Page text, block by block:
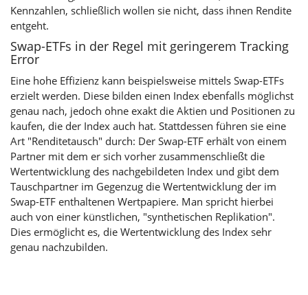
Kennzahlen, schließlich wollen sie nicht, dass ihnen Rendite
entgeht.
Swap-ETFs in der Regel mit geringerem Tracking
Error
Eine hohe Effizienz kann beispielsweise mittels Swap-ETFs
erzielt werden. Diese bilden einen Index ebenfalls möglichst
genau nach, jedoch ohne exakt die Aktien und Positionen zu
kaufen, die der Index auch hat. Stattdessen führen sie eine
Art "Renditetausch" durch: Der Swap-ETF erhält von einem
Partner mit dem er sich vorher zusammenschließt die
Wertentwicklung des nachgebildeten Index und gibt dem
Tauschpartner im Gegenzug die Wertentwicklung der im
Swap-ETF enthaltenen Wertpapiere. Man spricht hierbei
auch von einer künstlichen, "synthetischen Replikation".
Dies ermöglicht es, die Wertentwicklung des Index sehr
genau nachzubilden.